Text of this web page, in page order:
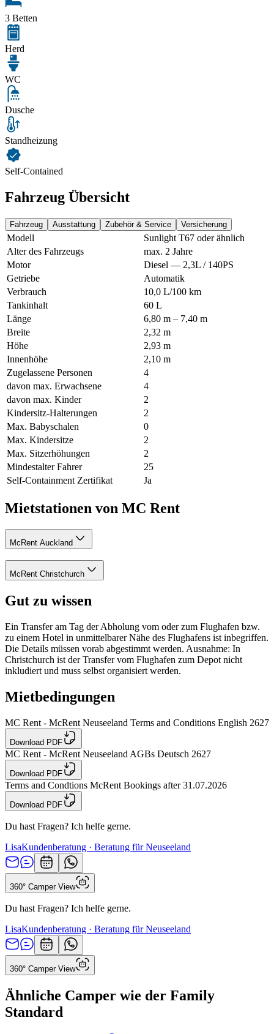
3 Betten
Herd
WC
Dusche
Standheizung
Self-Contained
Fahrzeug Übersicht
Fahrzeug Ausstattung Zubehör & Service Versicherung
Modell
Sunlight T67 oder ähnlich
Alter des Fahrzeugs
max. 2 Jahre
Motor
Diesel — 2,3L / 140PS
Getriebe
Automatik
Verbrauch
10,0 L/100 km
Tankinhalt
60 L
Länge
6,80 m – 7,40 m
Breite
2,32 m
Höhe
2,93 m
Innenhöhe
2,10 m
Zugelassene Personen
4
davon max. Erwachsene
4
davon max. Kinder
2
Kindersitz-Halterungen
2
Max. Babyschalen
0
Max. Kindersitze
2
Max. Sitzerhöhungen
2
Mindestalter Fahrer
25
Self-Containment Zertifikat
Ja
Mietstationen von MC Rent
McRent Auckland
McRent Christchurch
Gut zu wissen
Ein Transfer am Tag der Abholung vom oder zum Flughafen bzw.
zu einem Hotel in unmittelbarer Nähe des Flughafens ist inbegriffen.
Die Details müssen vorab abgestimmt werden. Ausnahme: In
Christchurch ist der Transfer vom Flughafen zum Depot nicht
inkludiert und muss selbst organisiert werden.
Mietbedingungen
MC Rent - McRent Neuseeland Terms and Conditions English 2627
Download PDF
MC Rent - McRent Neuseeland AGBs Deutsch 2627
Download PDF
Terms and Condtions McRent Bookings after 31.07.2026
Download PDF
Du hast Fragen? Ich helfe gerne.
LisaKundenberatung · Beratung für Neuseeland
360° Camper View
Du hast Fragen? Ich helfe gerne.
LisaKundenberatung · Beratung für Neuseeland
360° Camper View
Ähnliche Camper wie der Family
Standard